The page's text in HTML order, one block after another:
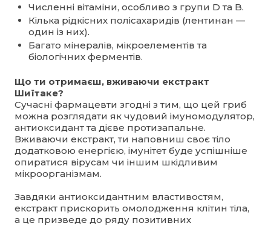
Численні вітаміни, особливо з групи D та B.
Кілька рідкісних полісахаридів (лентинан —
один із них).
Багато мінералів, мікроелементів та
біологічних ферментів.
Що ти отримаєш, вживаючи екстракт
Шиїтаке?
Сучасні фармацевти згодні з тим, що цей гриб
можна розглядати як чудовий імуномодулятор,
антиоксидант та дієве протизапальне.
Вживаючи екстракт, ти наповниш своє тіло
додатковою енергією, імунітет буде успішніше
опиратися вірусам чи іншим шкідливим
мікроорганізмам.
Завдяки антиоксидантним властивостям,
екстракт прискорить омолодження клітин тіла,
а це призведе до ряду позитивних